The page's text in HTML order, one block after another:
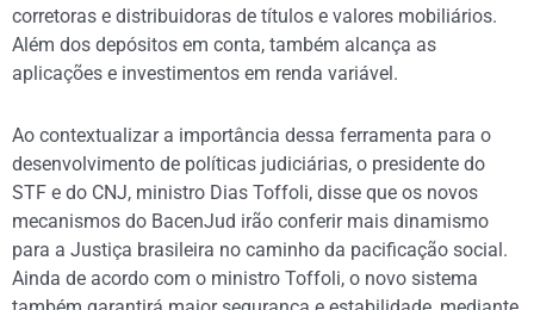
corretoras e distribuidoras de títulos e valores mobiliários.
Além dos depósitos em conta, também alcança as
aplicações e investimentos em renda variável.
Ao contextualizar a importância dessa ferramenta para o
desenvolvimento de políticas judiciárias, o presidente do
STF e do CNJ, ministro Dias Toffoli, disse que os novos
mecanismos do BacenJud irão conferir mais dinamismo
para a Justiça brasileira no caminho da pacificação social.
Ainda de acordo com o ministro Toffoli, o novo sistema